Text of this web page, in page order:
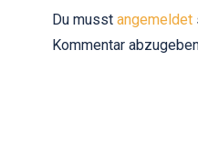
Du musst angemeldet
Kommentar